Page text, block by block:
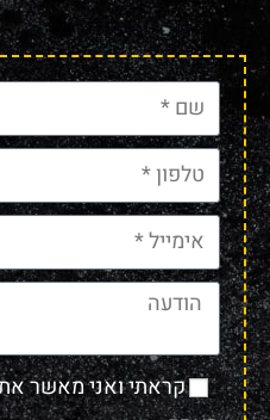
קראתי ואני מאשר